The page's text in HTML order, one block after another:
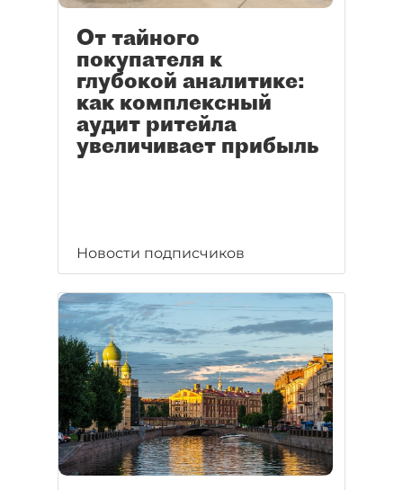
От тайного
покупателя к
глубокой аналитике:
как комплексный
аудит ритейла
увеличивает прибыль
Новости подписчиков